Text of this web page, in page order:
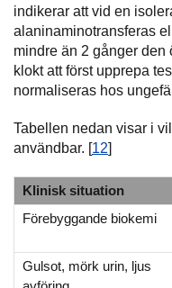
indikerar att vid en
alaninaminotransferas
mindre än 2 gånger den
klokt att först upprepa
normaliseras hos
Tabellen nedan visar i
användbar. [12]
Klinisk situation
Förebyggande biokemi
Gulsot, mörk urin, ljus